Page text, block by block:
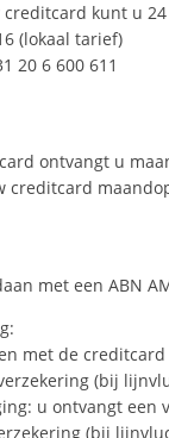
kunt u
(lokaal tarief)
20 6 600 611
ontvangt u
met een ABN
met de
(bij
u ontvangt een
(bij